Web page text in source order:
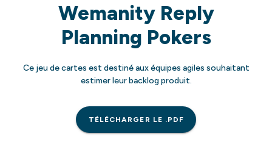
Wemanity Reply
Planning Pokers
Ce jeu de cartes est destiné aux équipes agiles souhaitant
estimer leur backlog produit.
TÉLÉCHARGER LE .PDF